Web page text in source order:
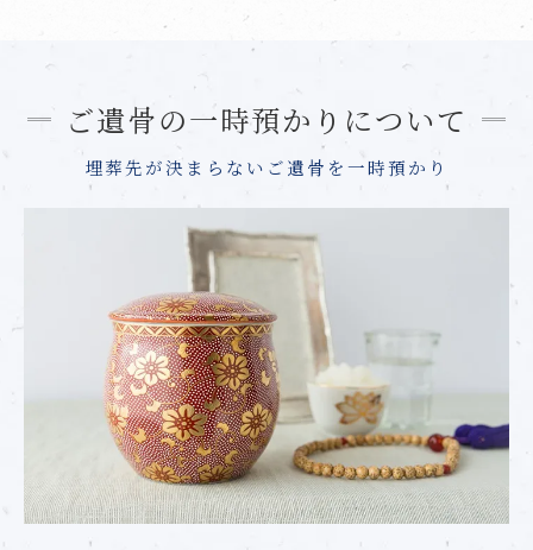
ご遺骨の一時預かりについて
埋葬先が決まらないご遺骨を一時預かり